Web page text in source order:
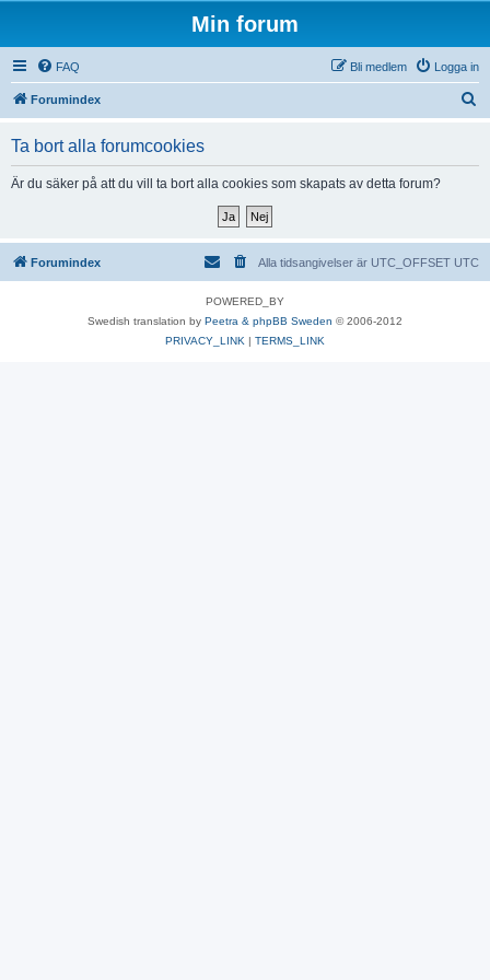
Min forum
FAQ Logga in
Bli medlem
Forumindex
Ta bort alla forumcookies
Är du säker på att du vill ta bort alla cookies som skapats av detta forum?
Forumindex Alla tidsangivelser är UTC_OFFSET UTC
POWERED_BY
Swedish translation by Peetra & phpBB Sweden © 2006-2012
PRIVACY_LINK | TERMS_LINK